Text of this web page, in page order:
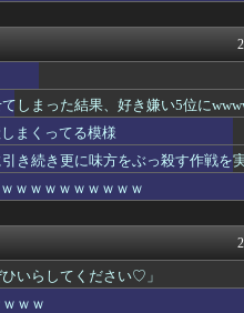
な
・・・・・
な
」
〇〇の番！」とハサ...
修
ぎるｗｗｗｗ
最
っていると話題にｗ...
不
ア
た。すると会計台を...
修
」（海外の反応）
海
代の約7割...
い
しまった結果、好き嫌い5位に
まくってる模様
き続き更に味方をぶっ殺す作戦を
ｗｗｗｗｗｗｗｗｗ
いらしてください♡」
ｗｗ